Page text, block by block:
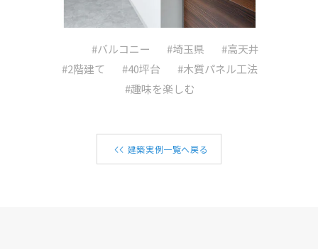
#バルコニー #埼玉県
#高天井
#2階建て
#40坪台
#木質パネル工法
#趣味を楽しむ
建築実例一覧へ戻る